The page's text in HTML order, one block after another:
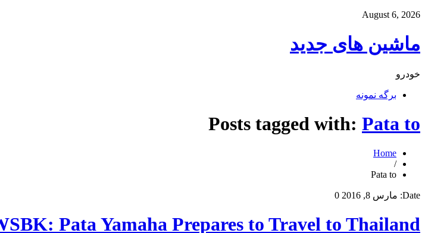
August 6, 2026
ماشین های جدید
خودرو
برگه نمونه
Posts tagged with: Pata to
Home
/
Pata to
Date: مارس 8, 2016 0
Pata Yamaha Prepares to Travel to Thailand